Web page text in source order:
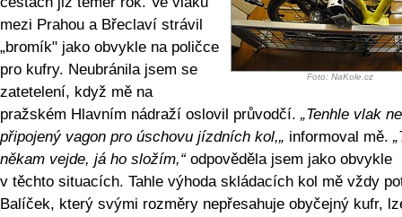
Foto: NaKole.cz
mezi Prahou a Břeclaví strávil
„bromík" jako obvykle na poličce
pro kufry. Neubránila jsem se
zatetelení, když mě na
pražském Hlavním nádraží oslovil průvodčí. „Tenhle vlak
připojený vagon pro úschovu jízdních kol,„ informoval mě.
někam vejde, já ho složím,“odpověděla jsem jako obvykle
v těchto situacích. Tahle výhoda skládacích kol mě vždy
Balíček, který svými rozměry nepřesahuje obyčejný kufr,